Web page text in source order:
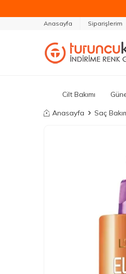
Anasayfa Siparişlerim
Cilt Bakımı
Anasayfa Saç